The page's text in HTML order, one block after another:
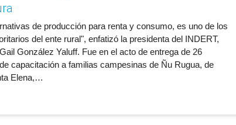
de producción para renta y consumo, es uno de los
del ente rural", enfatizó la presidenta del INDERT,
González Yaluff. Fue en el acto de entrega de 26
capacitación a familias campesinas de Ñu Rugua, de
Elena,…